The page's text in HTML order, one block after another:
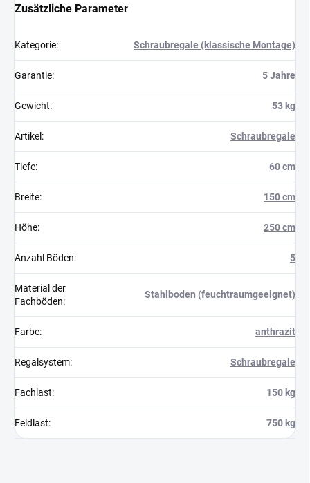
Zusätzliche Parameter
Kategorie: Schraubregale (klassische Montage)
Garantie: 5 Jahre
Gewicht: 53 kg
Artikel : Schraubregale
Tiefe: 60 cm
Breite: 150 cm
Höhe: 250 cm
Anzahl Böden: 5
Material der
Fachböden:
Stahlboden (feuchtraumgeeignet)
Farbe: anthrazit
Regalsystem: Schraubregale
Fachlast: 150 kg
Feldlast: 750 kg